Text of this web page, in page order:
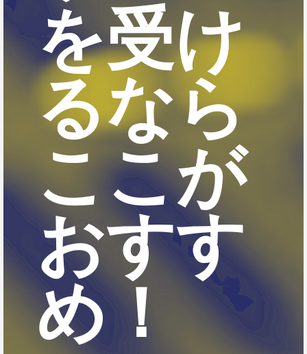
を受け
るなら
ここが
おすす
め！